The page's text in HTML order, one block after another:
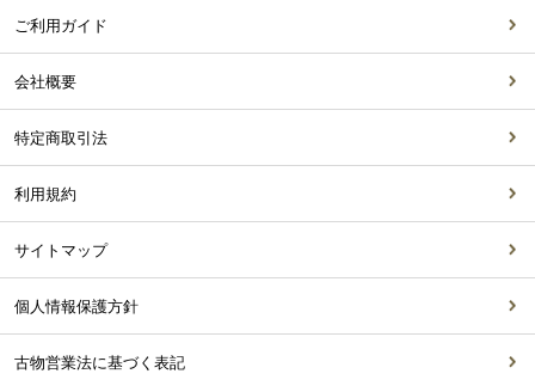
ご利用ガイド
会社概要
特定商取引法
利用規約
サイトマップ
個人情報保護方針
古物営業法に基づく表記